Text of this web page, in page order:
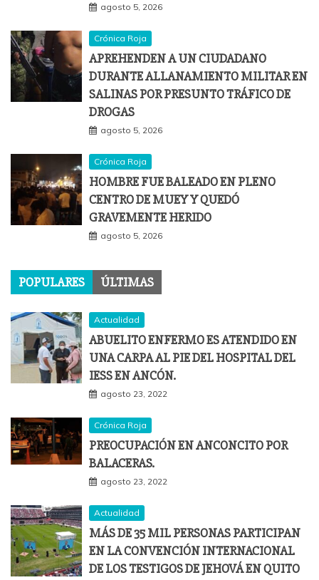
agosto 5, 2026
Crónica Roja
APREHENDEN A UN CIUDADANO
DURANTE ALLANAMIENTO MILITAR EN
SALINAS POR PRESUNTO TRÁFICO DE
DROGAS
agosto 5, 2026
Crónica Roja
HOMBRE FUE BALEADO EN PLENO
CENTRO DE MUEY Y QUEDÓ
GRAVEMENTE HERIDO
agosto 5, 2026
POPULARES ÚLTIMAS
Actualidad
ABUELITO ENFERMO ES ATENDIDO EN
UNA CARPA AL PIE DEL HOSPITAL DEL
IESS EN ANCÓN.
agosto 23, 2022
Crónica Roja
PREOCUPACIÓN EN ANCONCITO POR
BALACERAS.
agosto 23, 2022
Actualidad
MÁS DE 35 MIL PERSONAS PARTICIPAN
EN LA CONVENCIÓN INTERNACIONAL
DE LOS TESTIGOS DE JEHOVÁ EN QUITO